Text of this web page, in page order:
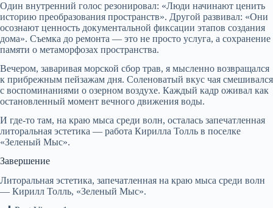
Один внутренний голос резонировал: «Люди начинают ценить
историю преобразования пространств». Другой развивал: «Они
осознают ценность документальной фиксации этапов создания
дома». Съемка до ремонта — это не просто услуга, а сохранение
памяти о метаморфозах пространства.
Вечером, заваривая морской сбор трав, я мысленно возвращался
к прибрежным пейзажам дня. Соленоватый вкус чая смешивался
с воспоминаниями о озерном воздухе. Каждый кадр оживал как
остановленный момент вечного движения воды.
И где-то там, на краю мыса среди волн, осталась запечатленная
литоральная эстетика — работа Кирилла Толль в поселке
«Зеленый Мыс».
Завершение
Литоральная эстетика, запечатленная на краю мыса среди волн
— Кирилл Толль, «Зеленый Мыс».